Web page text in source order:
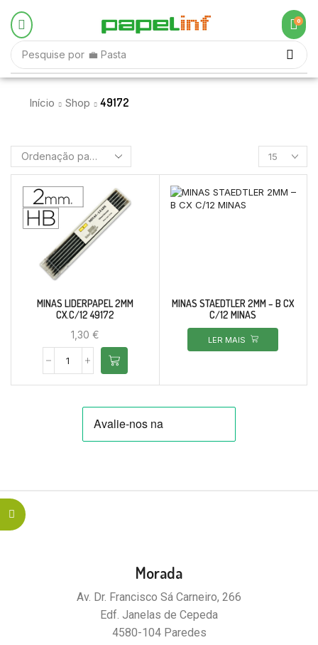
Pesquise por 💼 Pasta
0
Início Shop 49172
MINAS LIDERPAPEL 2MM
CX.C/12 49172
1,30 €
MINAS STAEDTLER 2MM – B CX
C/12 MINAS
LER MAIS
Morada
Av. Dr. Francisco Sá Carneiro, 266
Edf. Janelas de Cepeda
4580-104 Paredes